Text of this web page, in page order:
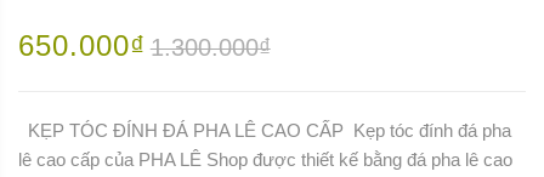
650.000₫ 1.300.000₫
KẸP TÓC ĐÍNH ĐÁ PHA LÊ CAO CẤP Kẹp tóc đính đá pha
lê cao cấp của PHA LÊ Shop được thiết kế bằng đá pha lê cao